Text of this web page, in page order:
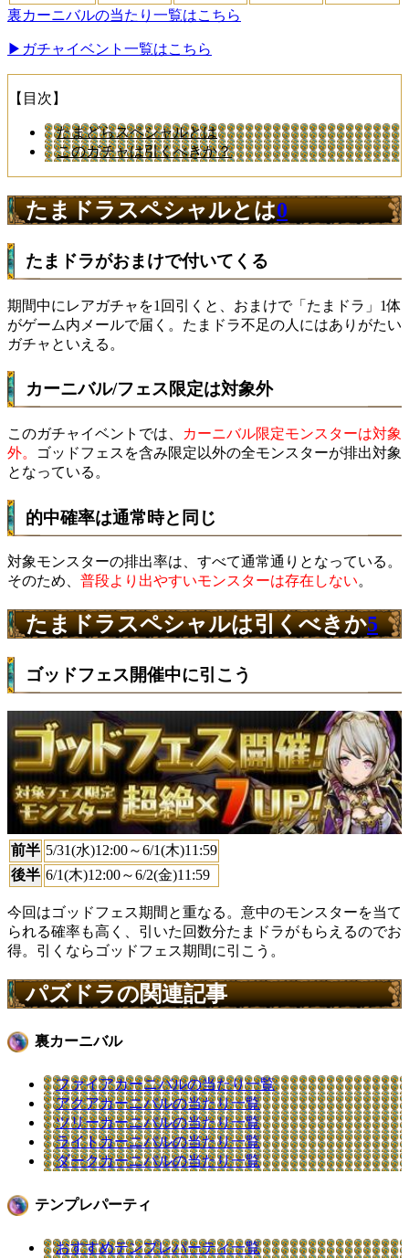
裏カーニバルの当たり一覧はこちら
▶︎ガチャイベント一覧はこちら
【目次】
たまどらスペシャルとは
このガチャは引くべきか？
たまドラスペシャルとは0
たまドラがおまけで付いてくる
期間中にレアガチャを1回引くと、おまけで「たまドラ」1体
がゲーム内メールで届く。たまドラ不足の人にはありがたい
ガチャといえる。
カーニバル/フェス限定は対象外
このガチャイベントでは、
カーニバル限定モンスターは対象
外。
ゴッドフェスを含み限定以外の全モンスターが排出対象
となっている。
的中確率は通常時と同じ
対象モンスターの排出率は、すべて通常通りとなっている。
そのため、 普段より出やすいモンスターは存在しない。
たまドラスペシャルは引くべきか5
ゴッドフェス開催中に引こう
前半 5/31(水)12:00～6/1(木)11:59
後半 6/1(木)12:00～6/2(金)11:59
今回はゴッドフェス期間と重なる。意中のモンスターを当て
られる確率も高く、引いた回数分たまドラがもらえるのでお
得。引くならゴッドフェス期間に引こう。
パズドラの関連記事
裏カーニバル
ファイアカーニバルの当たり一覧
アクアカーニバルの当たり一覧
ツリーカーニバルの当たり一覧
ライトカーニバルの当たり一覧
ダークカーニバルの当たり一覧
テンプレパーティ
おすすめテンプレパーティ一覧